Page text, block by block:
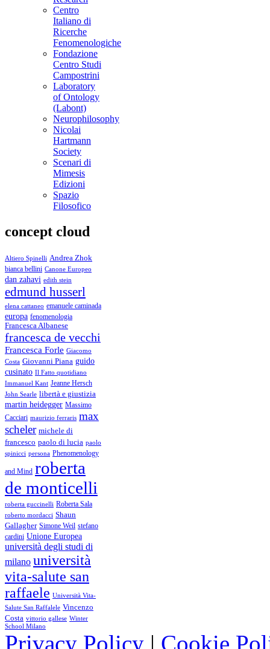
Centro
Italiano di
Ricerche
Fenomenologiche
Fondazione
Centro Studi
Campostrini
Laboratory
of Ontology
(Labont)
Neurophilosophy
Nicolai
Hartmann
Society
Scenari di
Mimesis
Edizioni
Spazio
Filosofico
concept cloud
Altiero Spinelli Andrea Zhok
bianca bellini Canone Europeo
dan zahavi edith stein
edmund husserl
elena cattaneo emanuele caminada
europa fenomenologia
Francesca Albanese
francesca de vecchi
Francesca Forle Giacomo
Costa Giovanni Piana guido
cusinato Il Fatto quotidiano
Immanuel Kant Jeanne Hersch
John Searle libertà e giustizia
martin heidegger Massimo
Cacciari maurizio ferraris max
scheler michele di
francesco paolo di lucia paolo
spinicci persona Phenomenology
and Mind roberta
de monticelli
roberta guccinelli Roberta Sala
roberto mordacci Shaun
Gallagher Simone Weil stefano
cardini Unione Europea
università degli studi di
milano università
vita-salute san
raffaele Università Vita-
Salute San Raffalele Vincenzo
Costa vittorio gallese Winter
School Milano
Privacy Policy | Cookie